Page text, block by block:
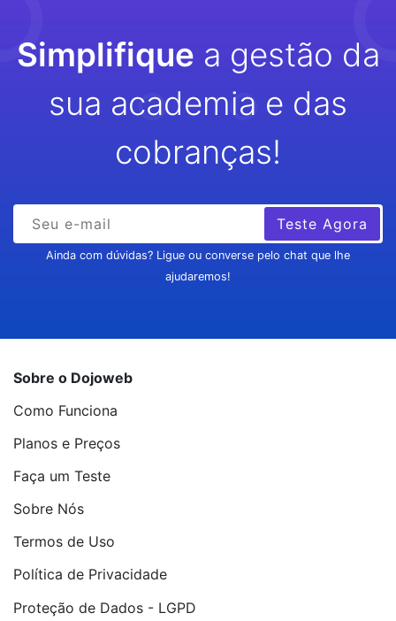
Simplifique a gestão da
sua academia e das
cobranças!
Teste Agora
Ainda com dúvidas? Ligue ou converse pelo chat que lhe
ajudaremos!
Sobre o Dojoweb
Como Funciona
Planos e Preços
Faça um Teste
Sobre Nós
Termos de Uso
Política de Privacidade
Proteção de Dados - LGPD